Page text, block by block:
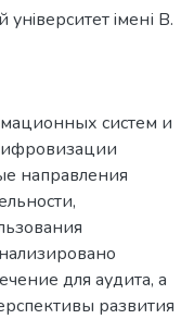
унiверситет iмені В.
систем и
направления
для аудита, а
развития